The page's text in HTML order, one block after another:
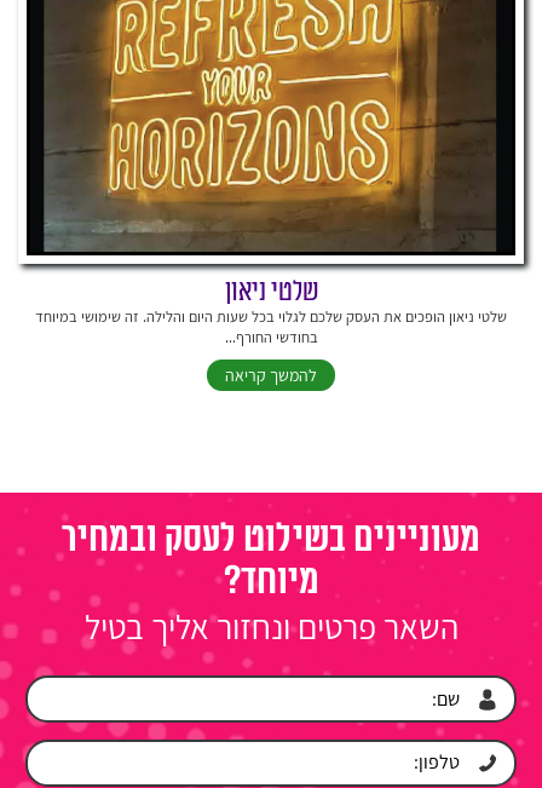
שלטי ניאון
שלטי ניאון הופכים את העסק שלכם לגלוי בכל שעות היום והלילה. זה שימושי במיוחד
בחודשי החורף...
להמשך קריאה
מעוניינים בשילוט לעסק ובמחיר
מיוחד?
השאר פרטים ונחזור אליך בטיל